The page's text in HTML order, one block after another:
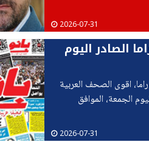
2026-07-31
الصادر اليوم
اقوى الصحف العربية
الجمعة، الموافق
2026-07-31